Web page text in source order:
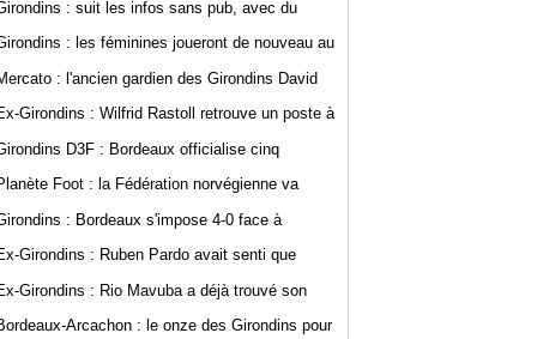
: suit les infos sans pub, avec du
: les féminines joueront de nouveau au
: l'ancien gardien des Girondins David
Girondins : Wilfrid Rastoll retrouve un poste à
D3F : Bordeaux officialise cinq
Foot : la Fédération norvégienne va
Infantino
: Bordeaux s'impose 4-0 face à
Girondins : Ruben Pardo avait senti que
Girondins : Rio Mavuba a déjà trouvé son
Arcachon : le onze des Girondins pour